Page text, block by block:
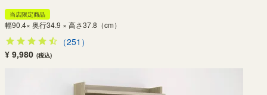
当店限定商品
幅90.4× 奥行34.9 × 高さ37.8（cm）
（251）
¥ 9,980 (税込)